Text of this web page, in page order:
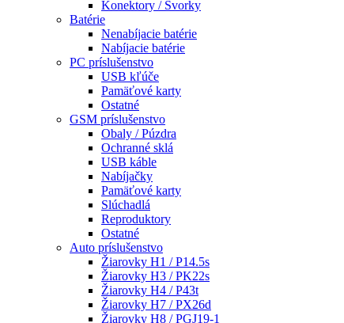
Konektory / Svorky
Batérie
Nenabíjacie batérie
Nabíjacie batérie
PC príslušenstvo
USB kľúče
Pamäťové karty
Ostatné
GSM príslušenstvo
Obaly / Púzdra
Ochranné sklá
USB káble
Nabíjačky
Pamäťové karty
Slúchadlá
Reproduktory
Ostatné
Auto príslušenstvo
Žiarovky H1 / P14.5s
Žiarovky H3 / PK22s
Žiarovky H4 / P43t
Žiarovky H7 / PX26d
Žiarovky H8 / PGJ19-1